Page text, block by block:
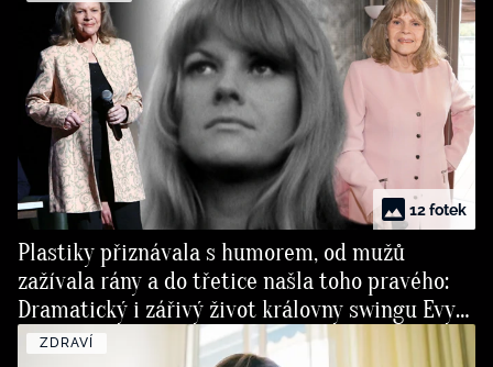
12 fotek
Plastiky přiznávala s humorem, od mužů
zažívala rány a do třetice našla toho pravého:
Dramatický i zářivý život královny swingu Evy
Pilarové
ZDRAVÍ